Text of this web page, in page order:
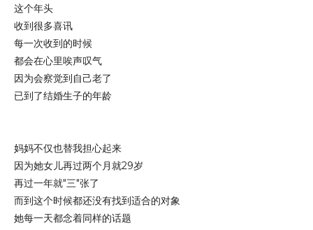
这个年头
收到很多喜讯
每一次收到的时候
都会在心里唉声叹气
因为会察觉到自己老了
已到了结婚生子的年龄
妈妈不仅也替我担心起来
因为她女儿再过两个月就29岁
再过一年就"三"张了
而到这个时候都还没有找到适合的对象
她每一天都念着同样的话题